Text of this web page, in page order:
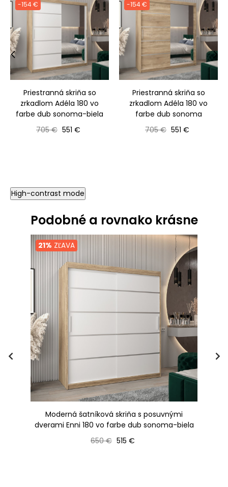
-154 €
Priestranná skriňa so
zrkadlom Adéla 180 vo
farbe dub sonoma-biela
Bežná cena
705 € Cena
551 €
-154 €
Priestranná skriňa so
zrkadlom Adéla 180 vo
farbe dub sonoma
Bežná cena
705 € Cena
551 €
‹
High-contrast mode
Podobné a rovnako krásne
21% ZĽAVA
Moderná šatníková skriňa s posuvnými
dverami Enni 180 vo farbe dub sonoma-biela
Bežná cena
650 € Cena
515 €